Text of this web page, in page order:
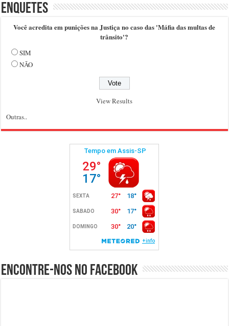
Enquetes
Você acredita em punições na Justiça no caso das 'Máfia das multas de
trânsito'?
SIM
NÃO
View Results
Outras..
Encontre-nos no Facebook